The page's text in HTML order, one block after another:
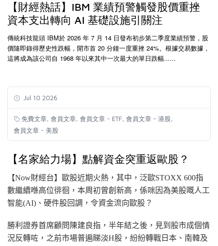
【財經熱話】IBM 業績預警觸發股價重挫
資本支出轉向 AI 基礎設施引關注
傳統科技龍頭 IBM於 2026 年 7 月 14 日發布初步第二季度業績預警，股
價隨即錄得歷史性跌幅，開市首 20 分鐘一度重挫 24%。根據交易數據，
這將成為該公司自 1968 年以來其中一次最大的單日跌幅......
Jul 10 2026
免費文章 會員文章 會員文章 - ETF 會員文章 - 港股
會員文章 - 美股
【名家給力場】點解資金突重返歐股？
【Now財經台】歐股近期火熱，其中，泛歐STOXX 600指
數繼續喺高位徘徊， 本周初曾創新高，係咪因為美股嘅人工
智能(AI)、 硬件股回調，令資金流向歐股？
勝利證券首席顧問陳建良指，半年結之後，見到股市成個情
況反轉咗，之前市場普遍睇淡H股，紛紛轉戰日本、南韓及